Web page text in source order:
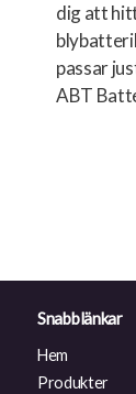
dig att
passar
ABT
Snabblänkar
Hem
Produkter